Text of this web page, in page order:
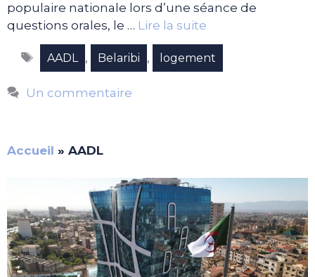
populaire nationale lors d’une séance de
questions orales, le … Lire la suite
Étiquettes
AADL , Belaribi , logement
Un commentaire
Accueil » AADL